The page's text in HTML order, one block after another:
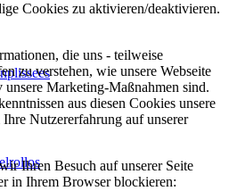
Cookies zu aktivieren/deaktivieren.
die uns - teilweise
zu verstehen, wie unsere Webseite
Marketing-Maßnahmen sind.
aus diesen Cookies unsere
Nutzererfahrung auf unserer
Ihren Besuch auf unserer Seite
in Ihrem Browser blockieren: